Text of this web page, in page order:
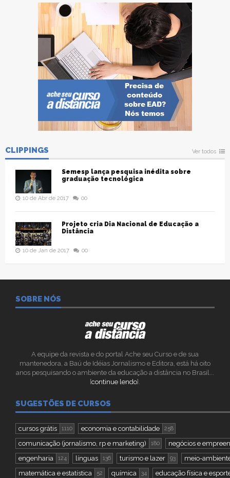
CLIPPINGS Ver todos
Semesp lança pesquisa inédita sobre
graduação tecnológica
10 de Abr de 2017 00
Projeto cria Dia Nacional de Educação a
Distância
10 de Jan de 2017 00
SOBRE NÓS
A equipe da revista e do portal Ache seu Curso e de sua
mantenedora, a Baú de Idéias Jornalismo e Editora, está há oito
anos pesquisando o ambiente da educação a distância no Brasil...
[continue lendo].
SUGESTÕES DE CURSOS
cursos grátis 1110 economia e contabilidade 258
comunicação (jornalismo, rp e marketing) 180
negócios e
engenharia
124 línguas 136 turismo e lazer 93
meio-
matemática e estatística
52 química 34
educação física e